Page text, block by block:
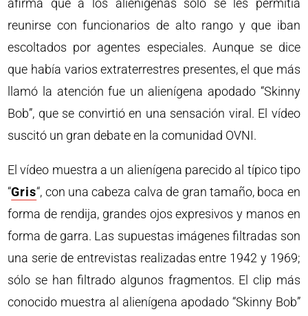
afirma que a los alienígenas sólo se les permitía
reunirse con funcionarios de alto rango y que iban
escoltados por agentes especiales. Aunque se dice
que había varios extraterrestres presentes, el que más
llamó la atención fue un alienígena apodado “Skinny
Bob”, que se convirtió en una sensación viral. El vídeo
suscitó un gran debate en la comunidad OVNI.
El vídeo muestra a un alienígena parecido al típico tipo
“Gris“, con una cabeza calva de gran tamaño, boca en
forma de rendija, grandes ojos expresivos y manos en
forma de garra. Las supuestas imágenes filtradas son
una serie de entrevistas realizadas entre 1942 y 1969;
sólo se han filtrado algunos fragmentos. El clip más
conocido muestra al alienígena apodado “Skinny Bob”